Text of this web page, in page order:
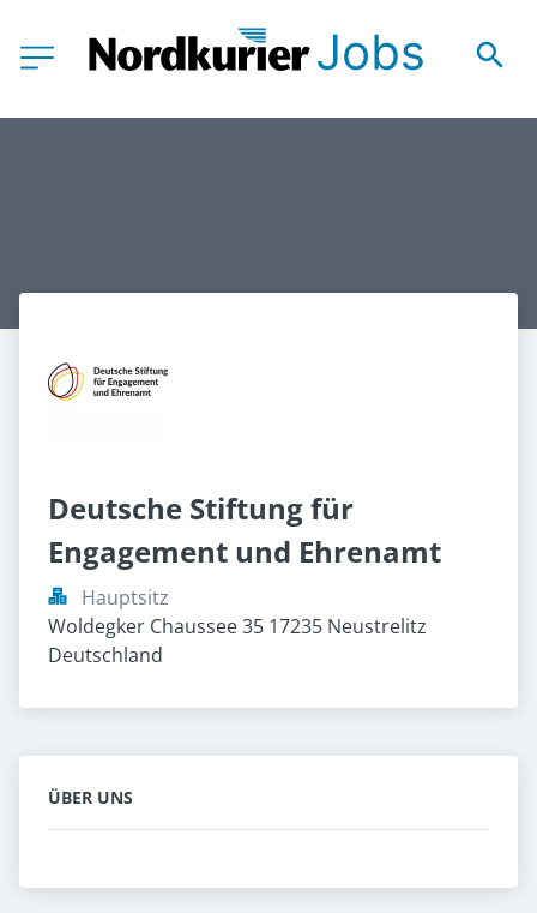
Deutsche Stiftung für
Engagement und Ehrenamt
Hauptsitz
Woldegker Chaussee 35 17235 Neustrelitz
Deutschland
ÜBER UNS